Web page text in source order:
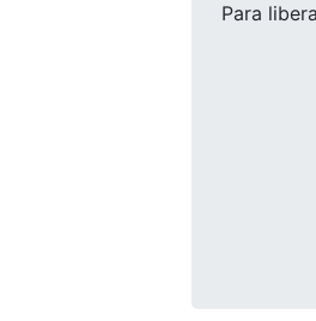
Para